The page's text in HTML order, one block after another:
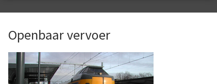
Openbaar vervoer